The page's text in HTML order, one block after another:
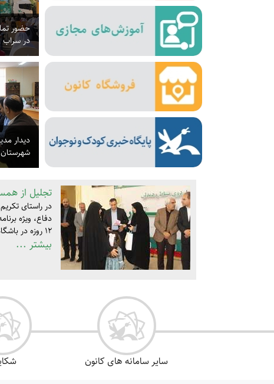
حضور
در سراب
دیدار
تجلیل از
در راستای
دفاع، ویژه
۱۲ روزه در باشگاه فرهنگیان برگزار شد.
بیشتر ...
سایر سامانه های کانون